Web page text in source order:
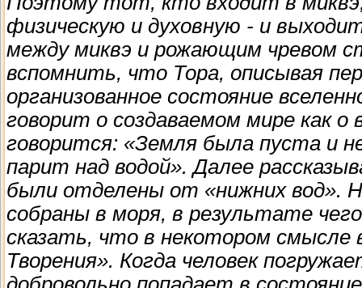
физическую и духовную - и
между миквэ и рожающим чревом
вспомнить, что Тора, описывая
организованное состояние
говорит о создаваемом мире как
говорится: «Земля была пуста и
парит над водой». Далее
были отделены от «нижних вод».
собраны в моря, в результате
сказать, что в некотором смысле
Творения». Когда человек